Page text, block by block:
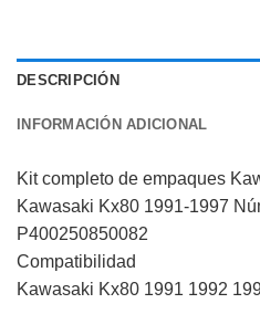
DESCRIPCIÓN
INFORMACIÓN ADICIONAL
Kit completo de empaques
Kawasaki Kx80 1991-1997
P400250850082
Compatibilidad
Kawasaki Kx80 1991 1992